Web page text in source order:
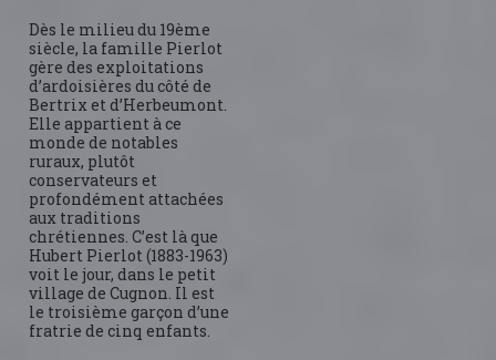
Dès le milieu du 19ème
siècle, la famille Pierlot
gère des exploitations
d’ardoisières du côté de
Bertrix et d’Herbeumont.
Elle appartient à ce
monde de notables
ruraux, plutôt
conservateurs et
profondément attachées
aux traditions
chrétiennes. C’est là que
Hubert Pierlot (1883-1963)
voit le jour, dans le petit
village de Cugnon. Il est
le troisième garçon d’une
fratrie de cinq enfants.